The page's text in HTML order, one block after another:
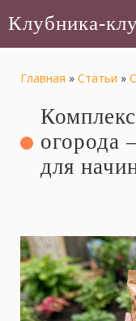
Клубника-
Главная » Статьи »
огорода
для